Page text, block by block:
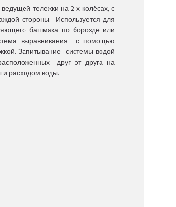
тележки на 2-х колёсах, с
стороны. Используется для
башмака по борозде или
выравнивания с помощью
Запитывание системы водой
друг от друга на
и расходом воды.